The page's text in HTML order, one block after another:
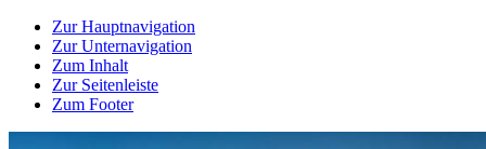
Zur Hauptnavigation
Zur Unternavigation
Zum Inhalt
Zur Seitenleiste
Zum Footer